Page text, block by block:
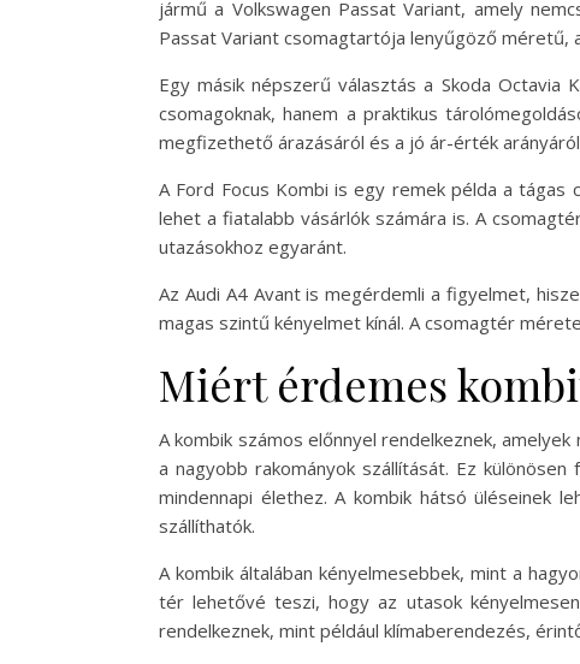
jármű a Volkswagen Passat Variant, amely
Passat Variant csomagtartója lenyűgöző méretű,
Egy másik népszerű választás a Skoda Octavia
csomagoknak, hanem a praktikus
megfizethető árazásáról és a jó ár-érték
A Ford Focus Kombi is egy remek példa a
lehet a fiatalabb vásárlók számára is. A
utazásokhoz egyaránt.
Az Audi A4 Avant is megérdemli a figyelmet,
magas szintű kényelmet kínál. A csomagtér
Miért érdemes
A kombik számos előnnyel rendelkeznek,
a nagyobb rakományok szállítását. Ez
mindennapi élethez. A kombik hátsó üléseinek
szállíthatók.
A kombik általában kényelmesebbek, mint a
tér lehetővé teszi, hogy az utasok
rendelkeznek, mint például klímaberendezés,